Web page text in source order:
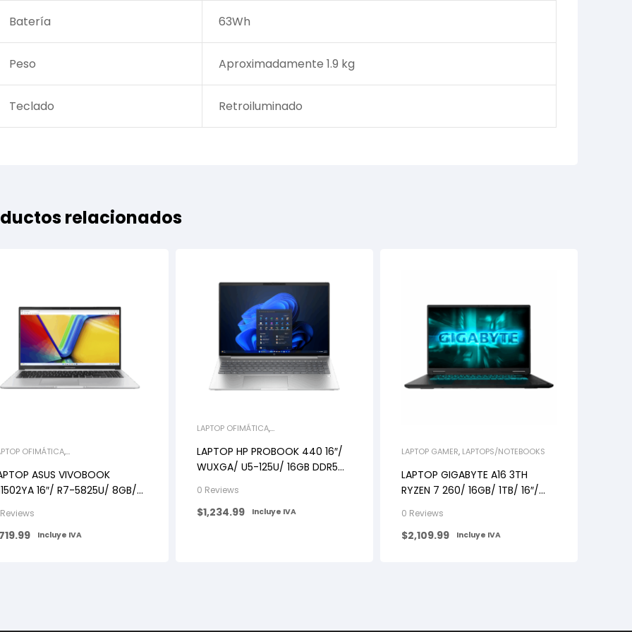
Batería 63Wh
Peso Aproximadamente 1.9 kg
Teclado Retroiluminado
relacionados
OFIMÁTICA,
ASUS VIVOBOOK
16″/ R7-5825U/ 8GB/
Incluye IVA
LAPTOP OFIMÁTICA,
LAPTOP HP PROBOOK 440 16″/
WUXGA/ U5-125U/ 16GB DDR5
0 Reviews
$1,234.99 Incluye IVA
LAPTOP GAMER, LAPTOPS/NOTEBOOKS
LAPTOP GIGABYTE A16 3TH
RYZEN 7 260/ 16GB/ 1TB/ 16″/
0 Reviews
$2,109.99 Incluye IVA